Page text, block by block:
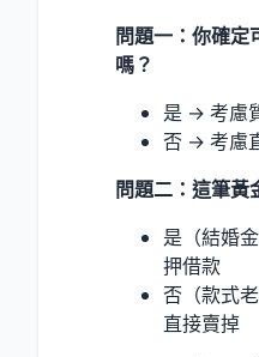
問題一：你確定
嗎？
是 → 考慮
否 → 考慮
問題二：這筆黃
是（結婚
押借款
否（款式
直接賣掉